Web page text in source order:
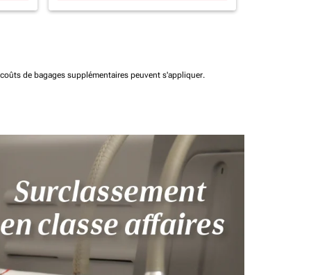
de bagages supplémentaires peuvent s'appliquer.